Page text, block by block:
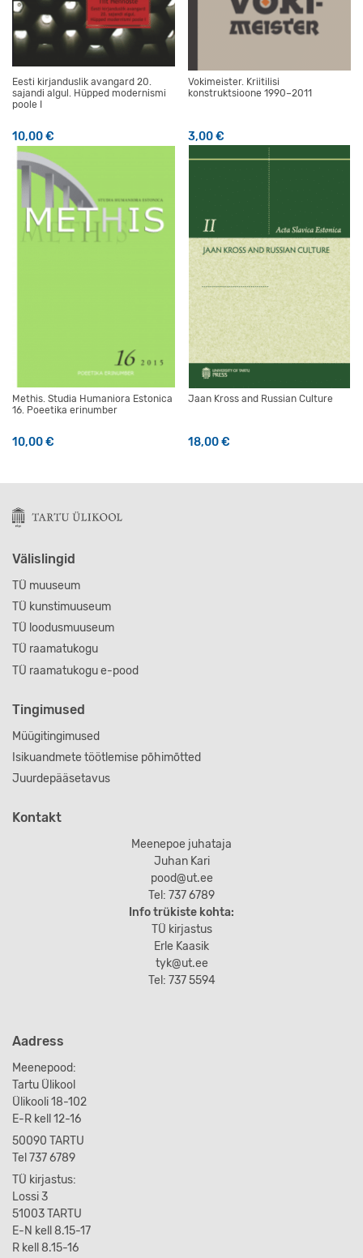
Eesti kirjanduslik avangard 20.
sajandi algul. Hüpped modernismi
poole I
10,00€
Vokimeister. Kriitilisi
konstruktsioone 1990–2011
3,00€
Methis. Studia Humaniora Estonica
16. Poeetika erinumber
10,00€
Jaan Kross and Russian Culture
18,00€
Välislingid
TÜ muuseum
TÜ kunstimuuseum
TÜ loodusmuuseum
TÜ raamatukogu
TÜ raamatukogu e-pood
Tingimused
Müügitingimused
Isikuandmete töötlemise põhimõtted
Juurdepääsetavus
Kontakt
Meenepoe juhataja
Juhan Kari
pood@ut.ee
Tel: 737 6789
Info trükiste kohta:
TÜ kirjastus
Erle Kaasik
tyk@ut.ee
Tel: 737 5594
Aadress
Meenepood:
Tartu Ülikool
Ülikooli 18-102
E-R kell 12-16
50090 TARTU
Tel 737 6789
TÜ kirjastus:
Lossi 3
51003 TARTU
E-N kell 8.15-17
R kell 8.15-16